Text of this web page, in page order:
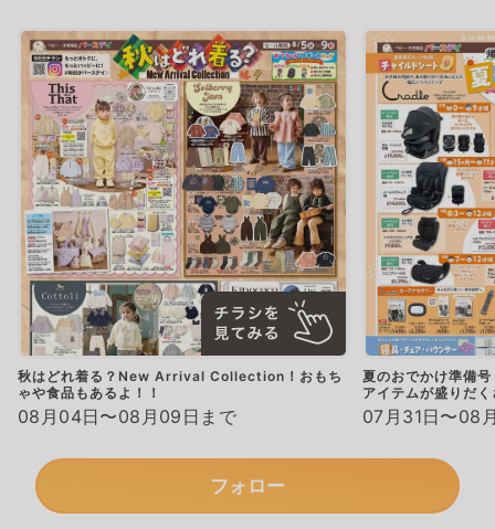
秋はどれ着る？New Arrival Collection！おもち
ゃや食品もあるよ！！
08月04日〜08月09日まで
夏のおでかけ準備
アイテムが盛りだ
07月31日〜08
フォロー